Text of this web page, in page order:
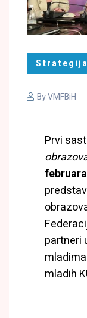
Strategija
ByVMFBiH
Prvi
februara
partneri
mladih